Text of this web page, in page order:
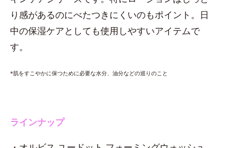
り感があるのにべたつきにくいのもポイント。日
中の保湿ケアとしても使用しやすいアイテムで
す。
*肌をすこやかに保つために必要な水分、油分などの巡りのこと
ラインナップ